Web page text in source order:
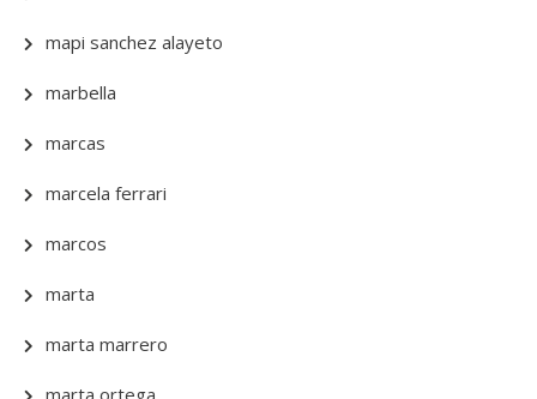
mapi sanchez alayeto
marbella
marcas
marcela ferrari
marcos
marta
marta marrero
marta ortega